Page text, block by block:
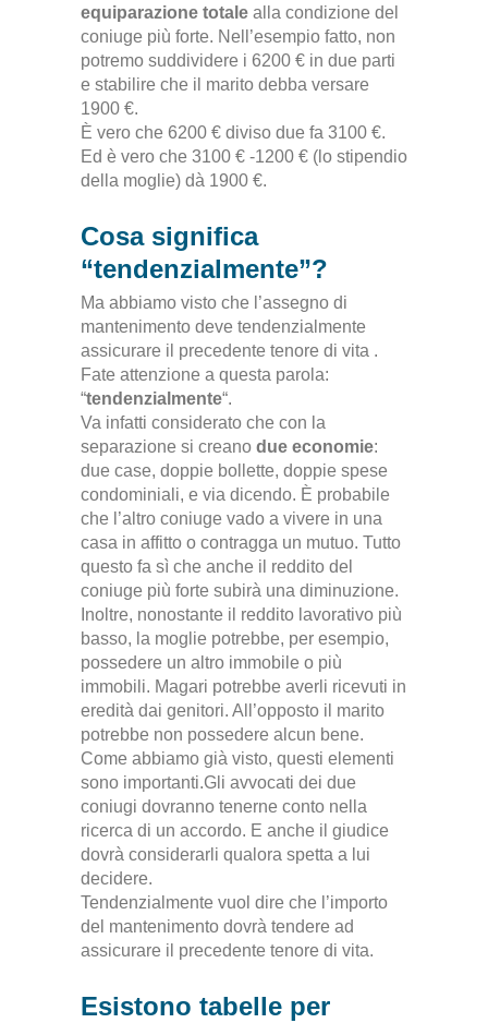
equiparazione totale alla condizione del
coniuge più forte. Nell’esempio fatto, non
potremo suddividere i 6200 € in due parti
e stabilire che il marito debba versare
1900 €.
È vero che 6200 € diviso due fa 3100 €.
Ed è vero che 3100 € -1200 € (lo stipendio
della moglie) dà 1900 €.
Cosa significa
“tendenzialmente”?
Ma abbiamo visto che l’assegno di
mantenimento deve tendenzialmente
assicurare il precedente tenore di vita .
Fate attenzione a questa parola:
“tendenzialmente“.
Va infatti considerato che con la
separazione si creano due economie:
due case, doppie bollette, doppie spese
condominiali, e via dicendo. È probabile
che l’altro coniuge vado a vivere in una
casa in affitto o contragga un mutuo. Tutto
questo fa sì che anche il reddito del
coniuge più forte subirà una diminuzione.
Inoltre, nonostante il reddito lavorativo più
basso, la moglie potrebbe, per esempio,
possedere un altro immobile o più
immobili. Magari potrebbe averli ricevuti in
eredità dai genitori. All’opposto il marito
potrebbe non possedere alcun bene.
Come abbiamo già visto, questi elementi
sono importanti.Gli avvocati dei due
coniugi dovranno tenerne conto nella
ricerca di un accordo. E anche il giudice
dovrà considerarli qualora spetta a lui
decidere.
Tendenzialmente vuol dire che l’importo
del mantenimento dovrà tendere ad
assicurare il precedente tenore di vita.
Esistono tabelle per